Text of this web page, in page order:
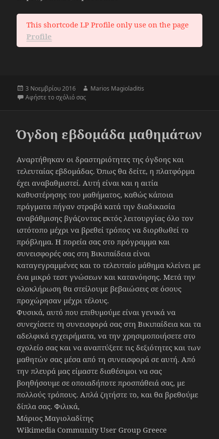
This shortcode LP Profile only use on the page
Profile
Δημοσιεύτηκε
την
3 Νοεμβρίου 2016 Συντάκτης
Marios Magioladitis
Αφήστε το σχόλιό σαςστο Παρουσίαση της νέας πλατφόρμας του
Όγδοη εβδομάδα μαθημάτων
Αναρτήθηκαν οι δραστηριότητες της όγδοης και
τελευταίας εβδομάδας. Όπως θα δείτε, η πλατφόρμα
έχει αναβαθμιστεί. Αυτή είναι και η αιτία
καθυστέρησης του μαθήματος, καθώς κάποια
πράγματα πήγαν στραβά κατά την διαδικασία
αναβάθμισης βγάζοντας εκτός λειτουργίας όλο τον
ιστότοπο μέχρι να βρεθεί τρόπος να διορθωθεί το
πρόβλημα. Η πορεία σας στο πρόγραμμα και
συνεισφορές σας στη Βικιπαίδεια είναι
καταγεγραμμένες και το τελευταίο μάθημα κλείνει με
ένα μικρό τεστ γνώσεων και κατανόησης. Μετά την
ολοκλήρωση θα στείλουμε βεβαιώσεις σε όσους
προχώρησαν μέχρι τέλους.
Φυσικά, αυτό που επιθυμούμε είναι γενικά να
συνεχίσετε τη συνεισφορά σας στη Βικιπαίδεια και τα
αδελφικά εγχειρήματα, να την χρησιμοποιήσετε στο
σχολείο σας και να αναπτύξετε τις δεξιότητες και των
μαθητών σας μέσα από τη συνεισφορά σε αυτή. Από
την πλευρά μας είμαστε διαθέσιμοι να σας
βοηθήσουμε σε οποιαδήποτε προσπάθειά σας, με
πολλούς τρόπους. Απλά ζητήστε το, και θα βρεθούμε
δίπλα σας. Φιλικά,
Μάριος Μαγιολαδίτης
Wikimedia Community User Group Greece